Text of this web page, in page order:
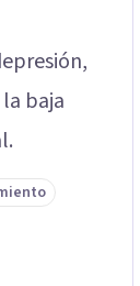
baja